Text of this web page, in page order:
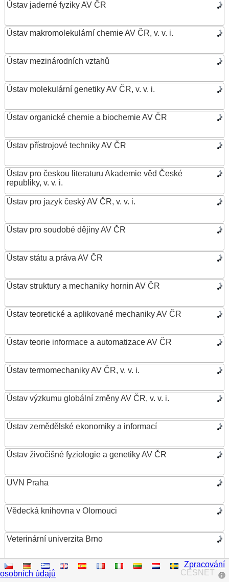
Ústav jaderné fyziky AV ČR
Ústav makromolekulární chemie AV ČR, v. v. i.
Ústav mezinárodních vztahů
Ústav molekulární genetiky AV ČR, v. v. i.
Ústav organické chemie a biochemie AV ČR
Ústav přístrojové techniky AV ČR
Ústav pro českou literaturu Akademie věd České
republiky, v. v. i.
Ústav pro jazyk český AV ČR, v. v. i.
Ústav pro soudobé dějiny AV ČR
Ústav státu a práva AV ČR
Ústav struktury a mechaniky hornin AV ČR
Ústav teoretické a aplikované mechaniky AV ČR
Ústav teorie informace a automatizace AV ČR
Ústav termomechaniky AV ČR, v. v. i.
Ústav výzkumu globální změny AV ČR, v. v. i.
Ústav zemědělské ekonomiky a informací
Ústav živočišné fyziologie a genetiky AV ČR
UVN Praha
Vědecká knihovna v Olomouci
Veterinární univerzita Brno
VŠB – Technická univerzita Ostrava
CESNET
Zpracování
osobních údajů